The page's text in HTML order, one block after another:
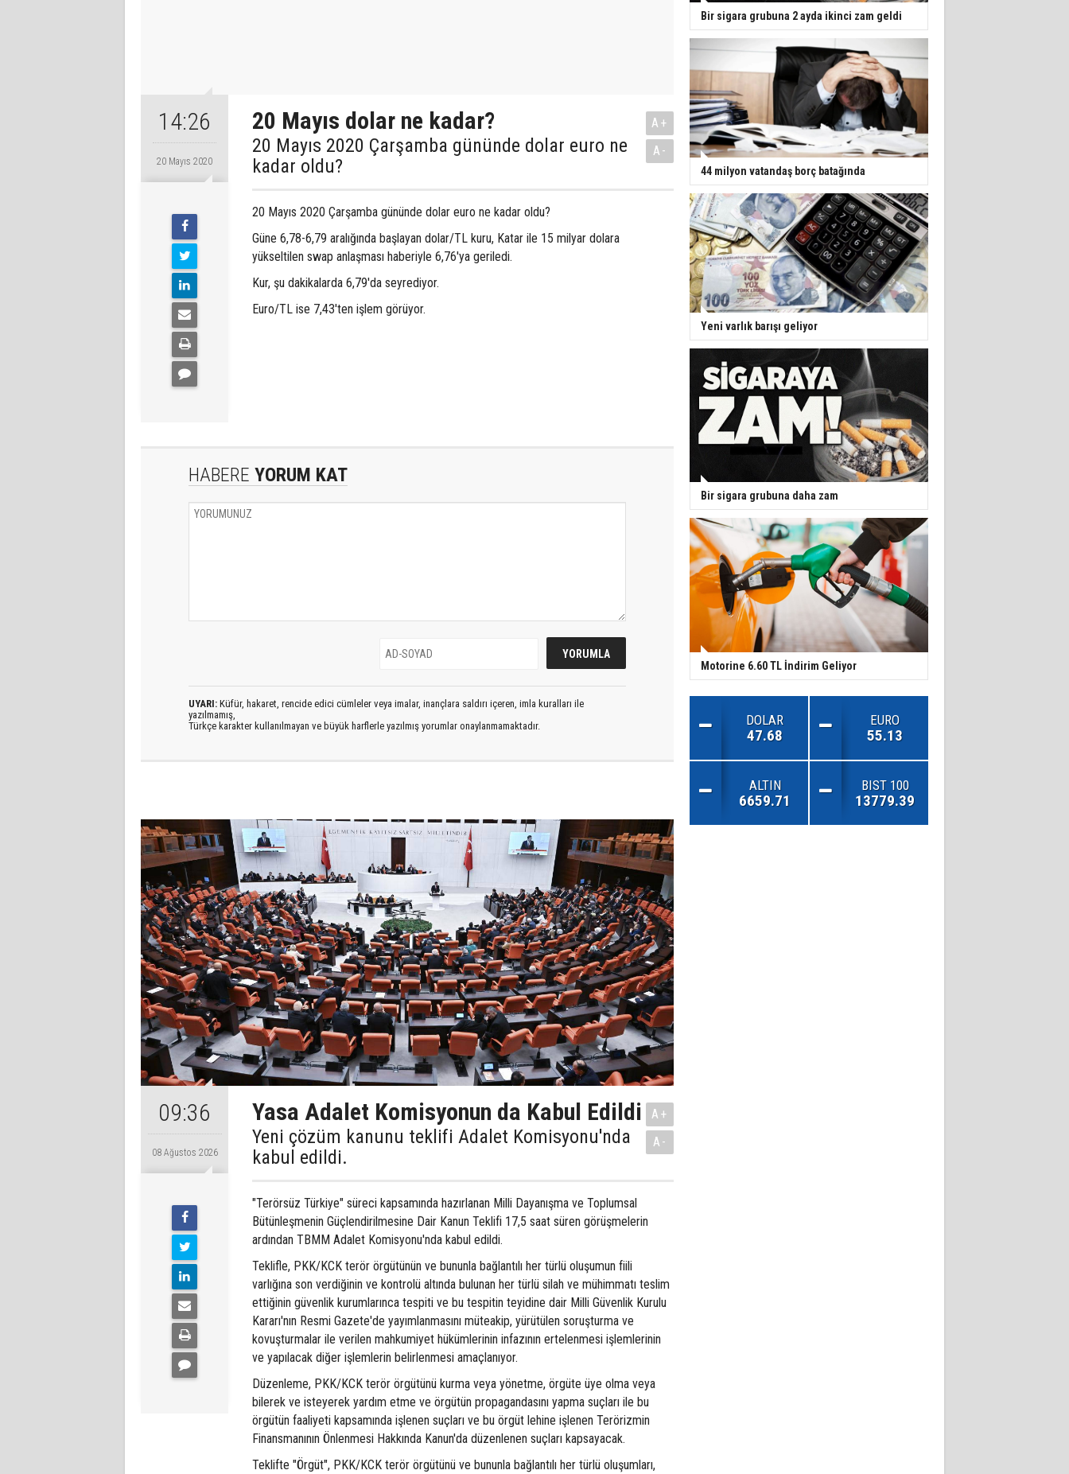
14:26
20 Mayıs 2020
20 Mayıs dolar ne kadar?
20 Mayıs 2020 Çarşamba gününde dolar euro ne
kadar oldu?
A+
A-
20 Mayıs 2020 Çarşamba gününde dolar euro ne kadar oldu?
Güne 6,78-6,79 aralığında başlayan dolar/TL kuru, Katar ile 15 milyar dolara
yükseltilen swap anlaşması haberiyle 6,76'ya geriledi.
Kur, şu dakikalarda 6,79'da seyrediyor.
Euro/TL ise 7,43'ten işlem görüyor.
HABERE YORUM KAT
UYARI: Küfür, hakaret, rencide edici cümleler veya imalar, inançlara saldırı içeren, imla kuralları ile
yazılmamış,
Türkçe karakter kullanılmayan ve büyük harflerle yazılmış yorumlar onaylanmamaktadır.
09:36
08 Ağustos 2026
Yasa Adalet Komisyonun da Kabul Edildi
Yeni çözüm kanunu teklifi Adalet Komisyonu'nda
kabul edildi.
A+
A-
"Terörsüz Türkiye" süreci kapsamında hazırlanan Milli Dayanışma ve Toplumsal
Bütünleşmenin Güçlendirilmesine Dair Kanun Teklifi 17,5 saat süren görüşmelerin
ardından TBMM Adalet Komisyonu'nda kabul edildi.
Teklifle, PKK/KCK terör örgütünün ve bununla bağlantılı her türlü oluşumun fiili
varlığına son verdiğinin ve kontrolü altında bulunan her türlü silah ve mühimmatı teslim
ettiğinin güvenlik kurumlarınca tespiti ve bu tespitin teyidine dair Milli Güvenlik Kurulu
Kararı'nın Resmi Gazete'de yayımlanmasını müteakip, yürütülen soruşturma ve
kovuşturmalar ile verilen mahkumiyet hükümlerinin infazının ertelenmesi işlemlerinin
ve yapılacak diğer işlemlerin belirlenmesi amaçlanıyor.
Düzenleme, PKK/KCK terör örgütünü kurma veya yönetme, örgüte üye olma veya
bilerek ve isteyerek yardım etme ve örgütün propagandasını yapma suçları ile bu
örgütün faaliyeti kapsamında işlenen suçları ve bu örgüt lehine işlenen Terörizmin
Finansmanının Önlenmesi Hakkında Kanun'da düzenlenen suçları kapsayacak.
Teklifte "Örgüt", PKK/KCK terör örgütünü ve bununla bağlantılı her türlü oluşumları,
Bir sigara grubuna 2 ayda ikinci zam geldi
44 milyon vatandaş borç batağında
Yeni varlık barışı geliyor
Bir sigara grubuna daha zam
Motorine 6.60 TL İndirim Geliyor
DOLAR
47.68
EURO
55.13
ALTIN
6659.71
BIST 100
13779.39